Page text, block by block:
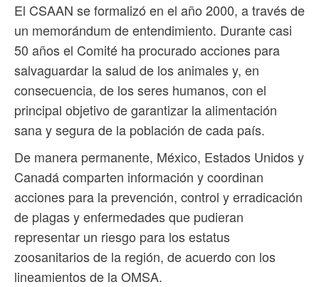
El CSAAN se formalizó en el año 2000, a través de
un memorándum de entendimiento. Durante casi
50 años el Comité ha procurado acciones para
salvaguardar la salud de los animales y, en
consecuencia, de los seres humanos, con el
principal objetivo de garantizar la alimentación
sana y segura de la población de cada país.
De manera permanente, México, Estados Unidos y
Canadá comparten información y coordinan
acciones para la prevención, control y erradicación
de plagas y enfermedades que pudieran
representar un riesgo para los estatus
zoosanitarios de la región, de acuerdo con los
lineamientos de la OMSA.